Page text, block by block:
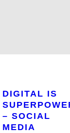
DIGITAL IS
– SOCIAL
MEDIA